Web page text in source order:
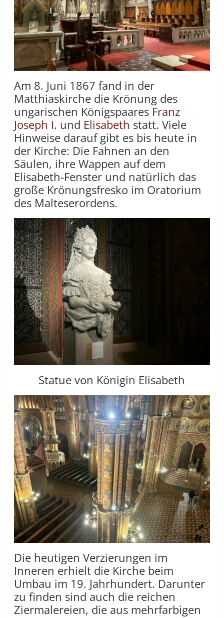
Am 8. Juni 1867 fand in der
Matthiaskirche die Krönung des
ungarischen Königspaares Franz
Joseph I. und Elisabeth statt. Viele
Hinweise darauf gibt es bis heute in
der Kirche: Die Fahnen an den
Säulen, ihre Wappen auf dem
Elisabeth-Fenster und natürlich das
große Krönungsfresko im Oratorium
des Malteserordens.
Statue von Königin Elisabeth
Die heutigen Verzierungen im
Inneren erhielt die Kirche beim
Umbau im 19. Jahrhundert. Darunter
zu finden sind auch die reichen
Ziermalereien, die aus mehrfarbigen